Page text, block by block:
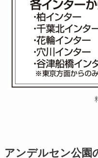
アンデルセン公園